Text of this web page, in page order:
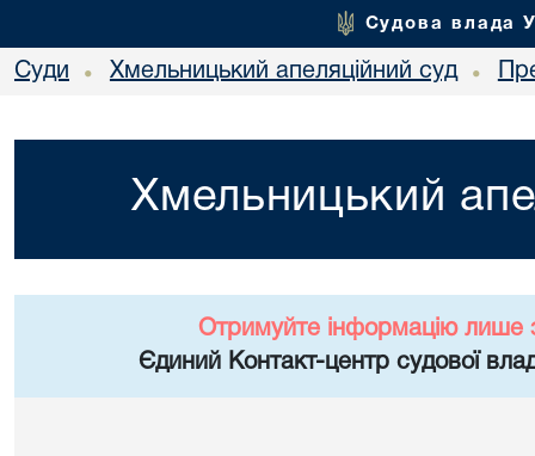
Судова влада
Суди • Хмельницький апеляційний суд •
Хмельницький
Отримуйте інформацію лише
Єдиний Контакт-центр судової